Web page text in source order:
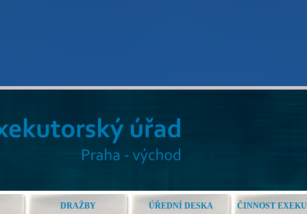
DRAŽBY ÚŘEDNÍ DESKA ČINNOST